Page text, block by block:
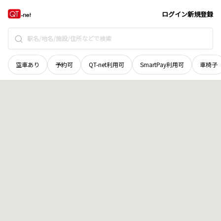
ログイン新規登録
空車あり 予約可 QT-net利用可 SmartPay利用可 車椅子
北海道